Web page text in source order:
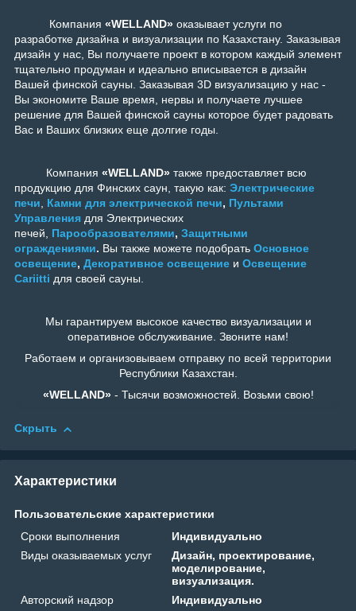
Компания «WELLAND» оказывает услуги по
разработке дизайна и визуализации по Казахстану. Заказывая
дизайн у нас, Вы получаете проект в котором каждый элемент
тщательно продуман и идеально вписывается в дизайн
Вашей финской сауны. Заказывая 3D визуализацию у нас -
Вы экономите Ваше время, нервы и получаете лучшее
решение для Вашей финской сауны которое будет радовать
Вас и Ваших близких еще долгие годы.
Компания «WELLAND» также предоставляет всю
продукцию для Финских саун, такую как: Электрические
печи, Камни для электрической печи, Пультами
Управления для Электрических
печей, Парообразователями, Защитными
ограждениями. Вы также можете подобрать Основное
освещение, Декоративное освещение и Освещение
Cariitti для своей сауны.
Мы гарантируем высокое качество визуализации и
оперативное обслуживание. Звоните нам!
Работаем и организовываем отправку по всей территории
Республики Казахстан.
«WELLAND»- Тысячи возможностей. Возьми свою!
Скрыть
Характеристики
Пользовательские характеристики
Сроки выполнения
Индивидуально
Виды оказываемых услуг
Дизайн, проектирование,
моделирование,
визуализация.
Авторский надзор
Индивидуально